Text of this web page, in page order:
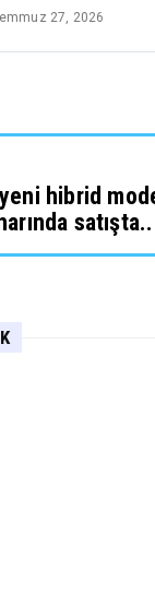
27, 2026
yeni hibrid
satışta..